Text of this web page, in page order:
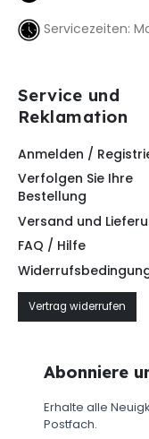
Servicezeiten:
Service und
Reklamation
Anmelden /
Verfolgen Sie Ihre
Bestellung
Versand und
FAQ / Hilfe
Vertrag widerrufen
Abonniere
Erhalte alle
Postfach.